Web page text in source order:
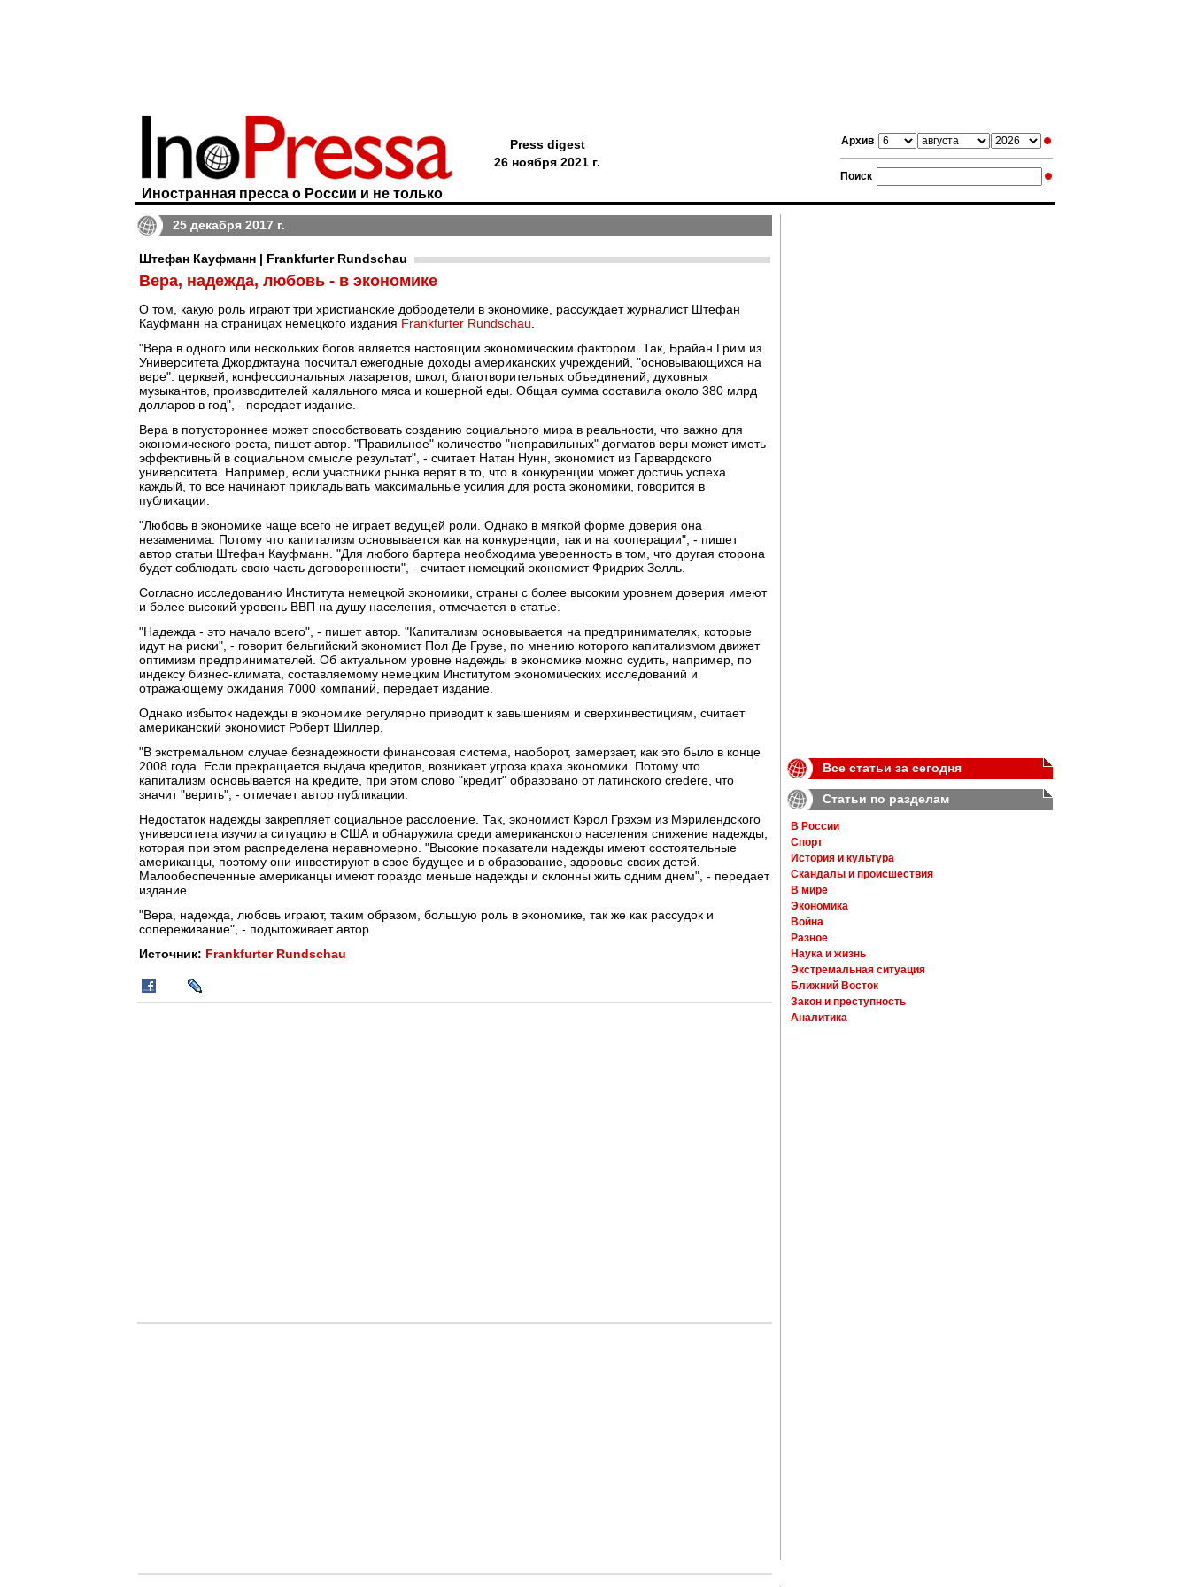
Архив
Поиск
Иностранная пресса о России и не только
Press digest
26 ноября 2021 г.
25 декабря 2017 г.
Штефан Кауфманн | Frankfurter Rundschau
Вера, надежда, любовь - в экономике
О том, какую роль играют три христианские добродетели в экономике, рассуждает журналист Штефан
Кауфманн на страницах немецкого издания Frankfurter Rundschau
"Вера в одного или нескольких богов является настоящим экономическим фактором. Так, Брайан Грим из
Университета Джорджтауна посчитал ежегодные доходы американских учреждений, "основывающихся на
вере": церквей, конфессиональных лазаретов, школ, благотворительных объединений, духовных
музыкантов, производителей халяльного мяса и кошерной еды. Общая сумма составила около 380 млрд
долларов в год", - передает издание.
Вера в потустороннее может способствовать созданию социального мира в реальности, что важно для
экономического роста, пишет автор. "Правильное" количество "неправильных" догматов веры может иметь
эффективный в социальном смысле результат", - считает Натан Нунн, экономист из Гарвардского
университета. Например, если участники рынка верят в то, что в конкуренции может достичь успеха
каждый, то все начинают прикладывать максимальные усилия для роста экономики, говорится в
публикации.
"Любовь в экономике чаще всего не играет ведущей роли. Однако в мягкой форме доверия она
незаменима. Потому что капитализм основывается как на конкуренции, так и на кооперации", - пишет
автор статьи Штефан Кауфманн. "Для любого бартера необходима уверенность в том, что другая сторона
будет соблюдать свою часть договоренности", - считает немецкий экономист Фридрих Зелль.
Согласно исследованию Института немецкой экономики, страны с более высоким уровнем доверия имеют
и более высокий уровень ВВП на душу населения, отмечается в статье.
"Надежда - это начало всего", - пишет автор. "Капитализм основывается на предпринимателях, которые
идут на риски", - говорит бельгийский экономист Пол Де Груве, по мнению которого капитализмом движет
оптимизм предпринимателей. Об актуальном уровне надежды в экономике можно судить, например, по
индексу бизнес-климата, составляемому немецким Институтом экономических исследований и
отражающему ожидания 7000 компаний, передает издание.
Однако избыток надежды в экономике регулярно приводит к завышениям и сверхинвестициям, считает
американский экономист Роберт Шиллер.
"В экстремальном случае безнадежности финансовая система, наоборот, замерзает, как это было в конце
2008 года. Если прекращается выдача кредитов, возникает угроза краха экономики. Потому что
капитализм основывается на кредите, при этом слово "кредит" образовано от латинского credere, что
значит "верить", - отмечает автор публикации.
Недостаток надежды закрепляет социальное расслоение. Так, экономист Кэрол Грэхэм из Мэрилендского
университета изучила ситуацию в США и обнаружила среди американского населения снижение надежды,
которая при этом распределена неравномерно. "Высокие показатели надежды имеют состоятельные
американцы, поэтому они инвестируют в свое будущее и в образование, здоровье своих детей.
Малообеспеченные американцы имеют гораздо меньше надежды и склонны жить одним днем", - передает
издание.
"Вера, надежда, любовь играют, таким образом, большую роль в экономике, так же как рассудок и
сопереживание", - подытоживает автор.
Источник: Frankfurter Rundschau
Все статьи за сегодня
Статьи по разделам
В России
Спорт
История и культура
Скандалы и происшествия
В мире
Экономика
Война
Разное
Наука и жизнь
Экстремальная ситуация
Ближний Восток
Закон и преступность
Аналитика